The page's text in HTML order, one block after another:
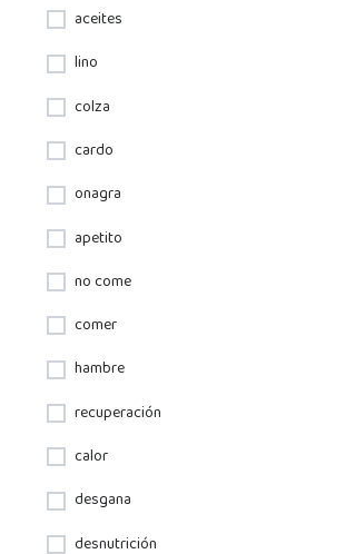
aceites
lino
colza
cardo
onagra
apetito
no come
comer
hambre
recuperación
calor
desgana
desnutrición